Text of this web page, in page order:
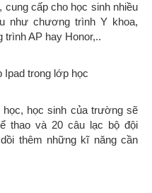
cấp cho học sinh nhiều
như chương trình Y khoa,
AP hay Honor,..
trong lớp học
học sinh của trường sẽ
thao và 20 câu lạc bộ đội
thêm những kĩ năng cần